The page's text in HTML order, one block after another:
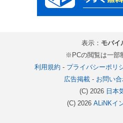
表示： モバイ
※PCの閲覧は一部
利用規約 - プライバシーポリ
広告掲載- お問い
(C) 2026 日本
(C) 2026 ALiNKイ